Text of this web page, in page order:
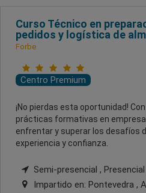
Curso Técnico en
pedidos y logística de
Forbe
Centro Premium
¡No pierdas esta oportunidad!
prácticas formativas en
enfrentar y superar los desafíos
experiencia y confianza.
Semi-presencial , Presencial
Impartido en: Pontevedra ,